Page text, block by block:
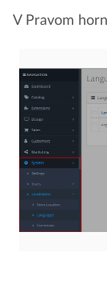
V Pravom